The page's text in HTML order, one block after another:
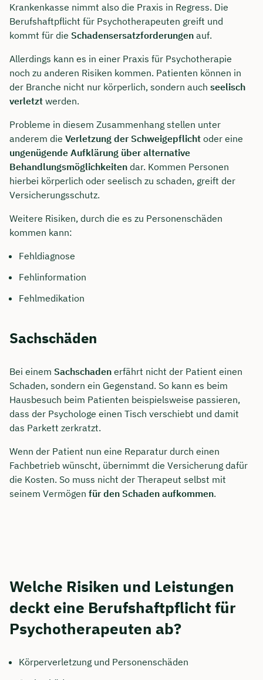
Krankenkasse nimmt also die Praxis in Regress. Die
Berufshaftpflicht für Psychotherapeuten greift und
kommt für die Schadensersatzforderungen auf.
Allerdings kann es in einer Praxis für Psychotherapie
noch zu anderen Risiken kommen. Patienten können in
der Branche nicht nur körperlich, sondern auch seelisch
verletzt werden.
Probleme in diesem Zusammenhang stellen unter
anderem die Verletzung der Schweigepflicht oder eine
ungenügende Aufklärung über alternative
Behandlungsmöglichkeiten dar. Kommen Personen
hierbei körperlich oder seelisch zu schaden, greift der
Versicherungsschutz.
Weitere Risiken, durch die es zu Personenschäden
kommen kann:
Fehldiagnose
Fehlinformation
Fehlmedikation
Sachschäden
Bei einem Sachschaden erfährt nicht der Patient einen
Schaden, sondern ein Gegenstand. So kann es beim
Hausbesuch beim Patienten beispielsweise passieren,
dass der Psychologe einen Tisch verschiebt und damit
das Parkett zerkratzt.
Wenn der Patient nun eine Reparatur durch einen
Fachbetrieb wünscht, übernimmt die Versicherung dafür
die Kosten. So muss nicht der Therapeut selbst mit
seinem Vermögen für den Schaden aufkommen.
Welche Risiken und Leistungen
deckt eine Berufshaftpflicht für
Psychotherapeuten ab?
Körperverletzung und Personenschäden